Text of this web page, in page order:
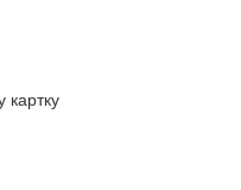
картку